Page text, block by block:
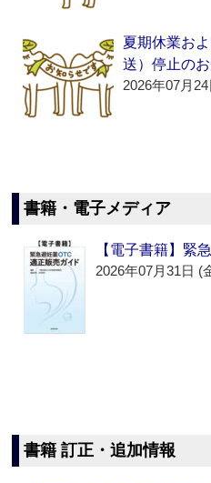
夏期休業お
送）停止の
2026年07月
書籍・電子メディア
【電子書籍】緊
2026年07月31日 (
書籍 訂正・追加情報